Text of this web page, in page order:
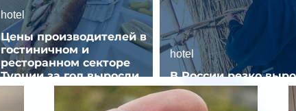
Цены производителей в
гостиничном и
ресторанном секторе
Турции за год выросли
почти на 32%
hotel
В России резко
спрос на отели без
hotel